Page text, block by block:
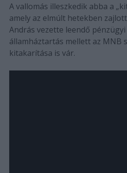
A vallomás illeszkedik abba a
amely az elmúlt hetekben
András vezette leendő
államháztartás mellett az MNB
kitakarítása is vár.